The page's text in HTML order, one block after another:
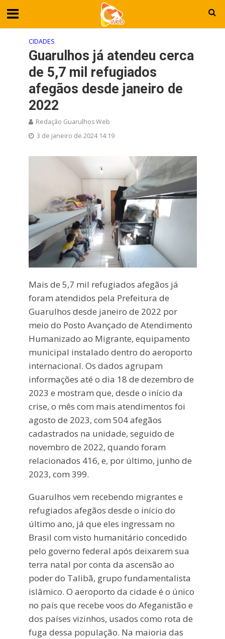
CIDADES
Guarulhos já atendeu cerca
de 5,7 mil refugiados
afegãos desde janeiro de
2022
Redação Guarulhos Web
3 de janeiro de 2024 14:19
Mais de 5,7 mil refugiados afegãos já
foram atendidos pela Prefeitura de
Guarulhos desde janeiro de 2022 por
meio do Posto Avançado de Atendimento
Humanizado ao Migrante, equipamento
municipal instalado dentro do aeroporto
internacional. Os dados agrupam
informações até o dia 18 de dezembro de
2023 e mostram que, desde o início da
crise, o mês com mais atendimentos foi
agosto de 2023, com 504 afegãos
cadastrados na unidade, seguido de
novembro de 2022, quando foram
relacionados 416, e, por último, junho de
2023, com 399.
Guarulhos vem recebendo migrantes e
refugiados afegãos desde o início do
último ano, já que eles ingressam no
Brasil com visto humanitário concedido
pelo governo federal após deixarem sua
terra natal por conta da ascensão ao
poder do Talibã, grupo fundamentalista
islâmico. O aeroporto da cidade é o único
no país que recebe voos do Afeganistão e
dos países vizinhos, usados como rota de
fuga dessa população. Na maioria das